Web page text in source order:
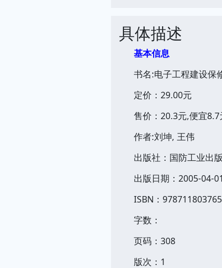
具体描述
基本信息
书名:电子工程建设保
定价：29.00元
售价：20.3元,便宜
作者:刘坤, 王伟
出版社：国防工业出
出版日期：2005-04-
ISBN：
字数：
页码：308
版次：1